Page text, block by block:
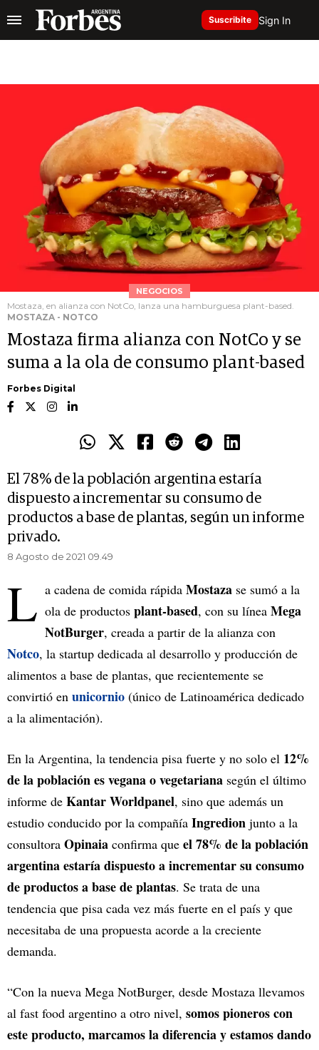
Suscribite Sign In
NEGOCIOS
Mostaza, en alianza con NotCo, lanza una hamburguesa plant-based.
MOSTAZA - NOTCO
Mostaza firma alianza con NotCo y se
suma a la ola de consumo plant-based
Forbes Digital
El 78% de la población argentina estaría
dispuesto a incrementar su consumo de
productos a base de plantas, según un informe
privado.
8 Agosto de 2021 09.49
L a cadena de comida rápida Mostaza se sumó a la
ola de productos plant-based, con su línea Mega
NotBurger, creada a partir de la alianza con
Notco, la startup dedicada al desarrollo y producción de
alimentos a base de plantas, que recientemente se
convirtió en unicornio (único de Latinoamérica dedicado
a la alimentación).
En la Argentina, la tendencia pisa fuerte y no solo el 12%
de la población es vegana o vegetariana según el último
informe de Kantar Worldpanel, sino que además un
estudio conducido por la compañía Ingredion junto a la
consultora Opinaia confirma que el 78% de la población
argentina estaría dispuesto a incrementar su consumo
de productos a base de plantas. Se trata de una
tendencia que pisa cada vez más fuerte en el país y que
necesitaba de una propuesta acorde a la creciente
demanda.
“Con la nueva Mega NotBurger, desde Mostaza llevamos
al fast food argentino a otro nivel, somos pioneros con
este producto, marcamos la diferencia y estamos dando